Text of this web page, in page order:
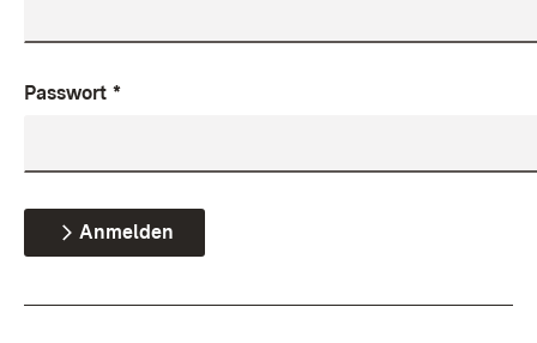
Passwort *
Anmelden